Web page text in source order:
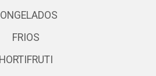
FRIOS
HORTIFRUTI